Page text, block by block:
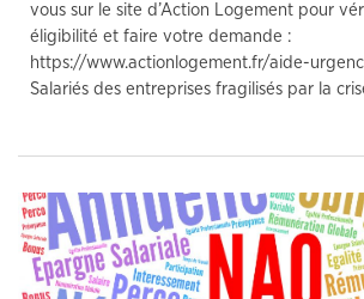
vous sur le site d’Action Logement pour
éligibilité et faire votre demande :
https://www.actionlogement.fr/aide-
Salariés des entreprises fragilisés par la